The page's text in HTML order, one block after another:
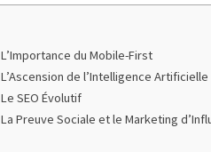
du Mobile-First
de l’Intelligence Artificielle
SEO Évolutif
Preuve Sociale et le Marketing